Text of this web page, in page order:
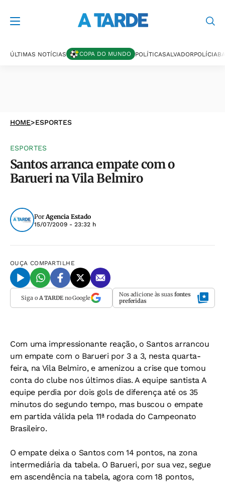
ÚLTIMAS NOTÍCIAS COPA DO MUNDO POLÍTICASALVADORPOLÍCIA
HOME>ESPORTES
ESPORTES
Santos arranca empate com o
Barueri na Vila Belmiro
PorAgencia Estado
15/07/2009 - 23:32 h
OUÇA COMPARTILHE
Siga o A TARDEno Google Nos adicione às suas fontes
preferidas
Com uma impressionante reação, o Santos arrancou
um empate com o Barueri por 3 a 3, nesta quarta-
feira, na Vila Belmiro, e amenizou a crise que tomou
conta do clube nos últimos dias. A equipe santista A
equipe perdia por dois gols de diferença até os 35
minutos do segundo tempo, mas buscou o empate
em partida válida pela 11ª rodada do Campeonato
Brasileiro.
O empate deixa o Santos com 14 pontos, na zona
intermediária da tabela. O Barueri, por sua vez, segue
em ascendência na tabela, agora com 18 pontos,